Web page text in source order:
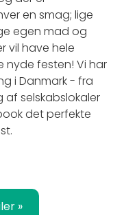
en smag; lige
egen mad og
vil have hele
festen! Vi har
i Danmark - fra
af selskabslokaler
det perfekte
»